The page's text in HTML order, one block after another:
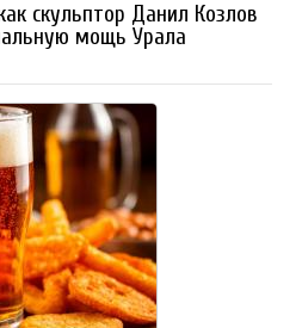
скульптор Данил Козлов
мощь Урала